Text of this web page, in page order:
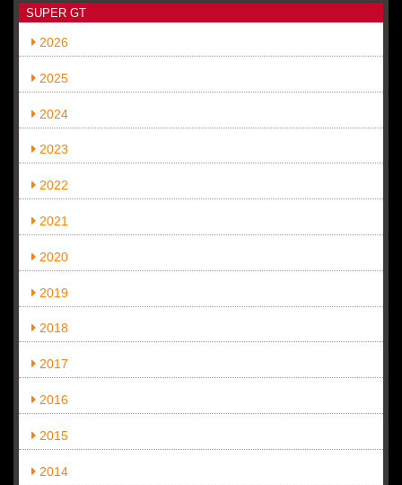
SUPER GT
2026
2025
2024
2023
2022
2021
2020
2019
2018
2017
2016
2015
2014